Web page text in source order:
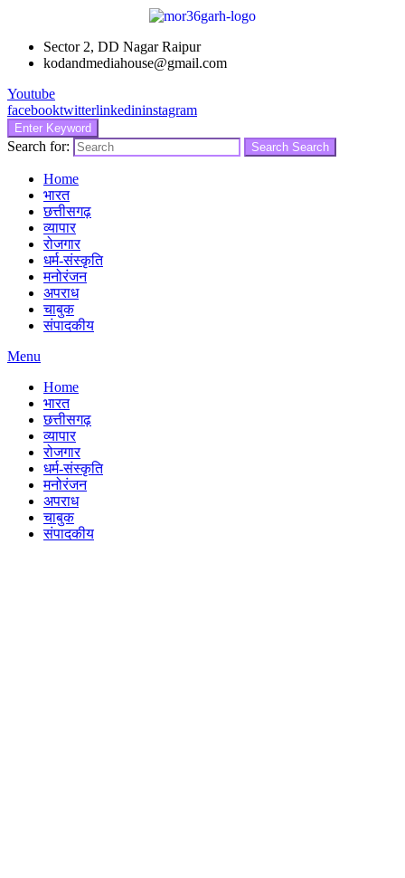
Sector 2, DD Nagar Raipur
kodandmediahouse@gmail.com
Youtube
facebooktwitterlinkedininstagram
Enter Keyword
Search for: Search Search
Home
भारत
छत्तीसगढ़
व्यापार
रोजगार
धर्म-संस्कृति
मनोरंजन
अपराध
चाबुक
संपादकीय
Menu
Home
भारत
छत्तीसगढ़
व्यापार
रोजगार
धर्म-संस्कृति
मनोरंजन
अपराध
चाबुक
संपादकीय